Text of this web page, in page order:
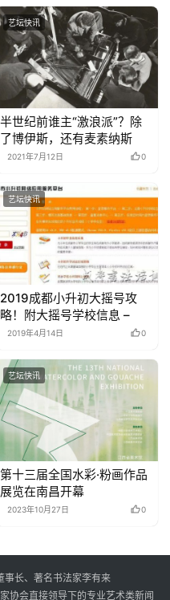
艺坛快讯
半世纪前谁主“激浪派”？除
了博伊斯，还有麦素纳斯
2021年7月12日 0
艺坛快讯
2019成都小升初大摇号攻
略！附大摇号学校信息 –
2019年4月14日 0
艺坛快讯
第十三届全国水彩·粉画作品
展览在南昌开幕
2023年10月27日 0
事长、著名书法家李有来
协会直接领导下的专业艺术类新闻